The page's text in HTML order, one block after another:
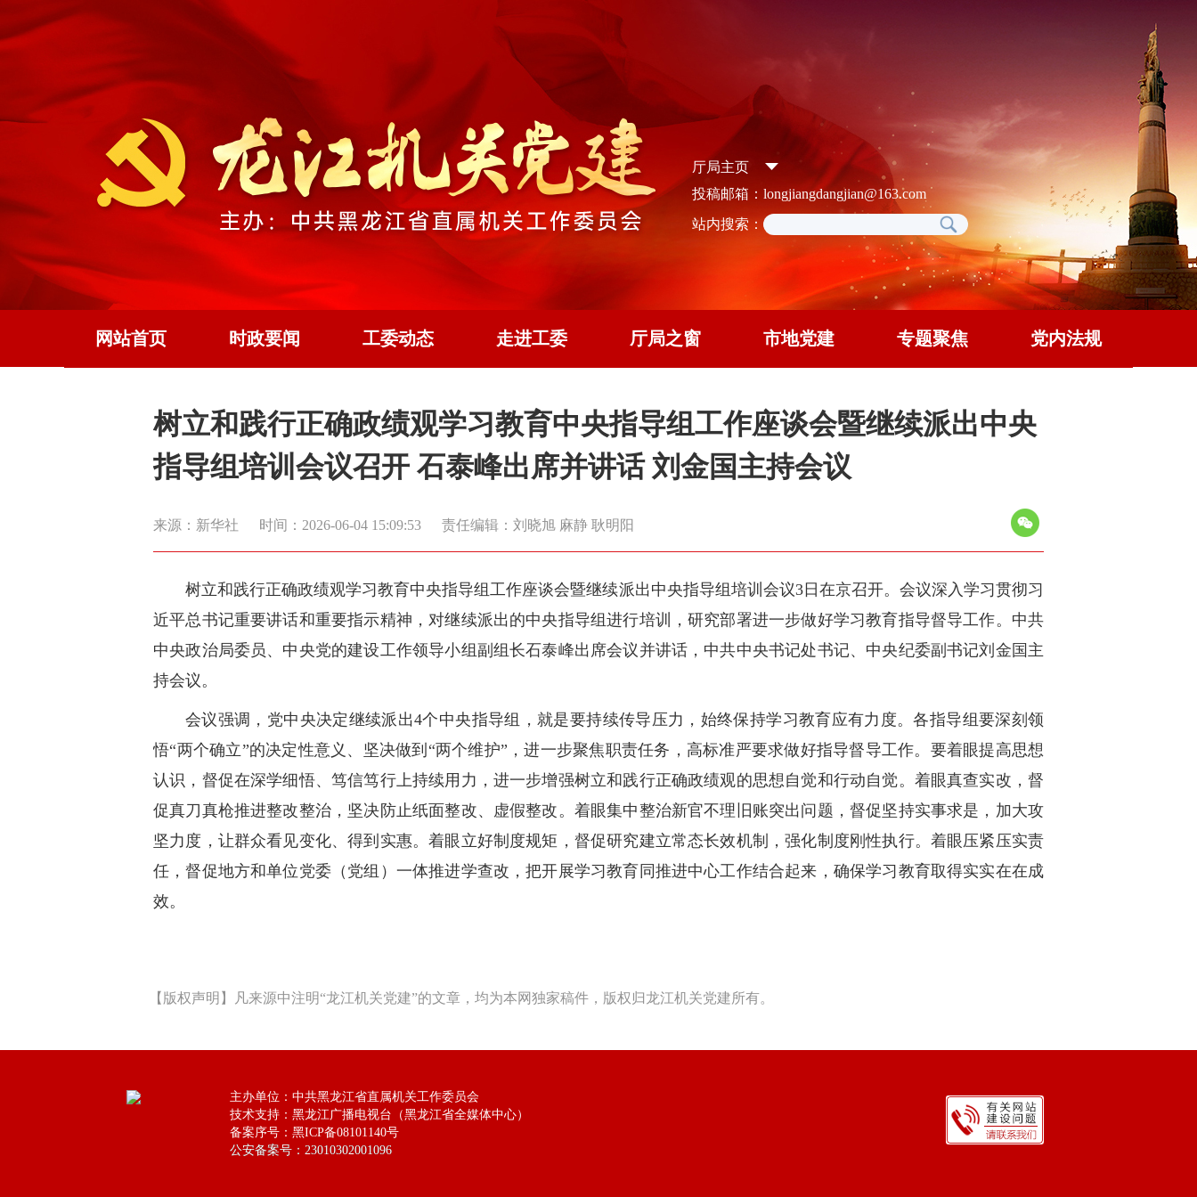
厅局主页
投稿邮箱：longjiangdangjian@163.com
站内搜索：
网站首页 时政要闻 工委动态 走进工委 厅局之窗 市地党建 专题聚焦 党内法规
树立和践行正确政绩观学习教育中央指导组工作座谈会暨继续派出中央
指导组培训会议召开 石泰峰出席并讲话 刘金国主持会议
来源：新华社 时间：2026-06-04 15:09:53 责任编辑：刘晓旭 麻静 耿明阳
树立和践行正确政绩观学习教育中央指导组工作座谈会暨继续派出中央指导组培训会议3日在京召开。会议深入学习贯彻习
近平总书记重要讲话和重要指示精神，对继续派出的中央指导组进行培训，研究部署进一步做好学习教育指导督导工作。中共
中央政治局委员、中央党的建设工作领导小组副组长石泰峰出席会议并讲话，中共中央书记处书记、中央纪委副书记刘金国主
持会议。
会议强调，党中央决定继续派出4个中央指导组，就是要持续传导压力，始终保持学习教育应有力度。各指导组要深刻领
悟“两个确立”的决定性意义、坚决做到“两个维护”，进一步聚焦职责任务，高标准严要求做好指导督导工作。要着眼提高思想
认识，督促在深学细悟、笃信笃行上持续用力，进一步增强树立和践行正确政绩观的思想自觉和行动自觉。着眼真查实改，督
促真刀真枪推进整改整治，坚决防止纸面整改、虚假整改。着眼集中整治新官不理旧账突出问题，督促坚持实事求是，加大攻
坚力度，让群众看见变化、得到实惠。着眼立好制度规矩，督促研究建立常态长效机制，强化制度刚性执行。着眼压紧压实责
任，督促地方和单位党委（党组）一体推进学查改，把开展学习教育同推进中心工作结合起来，确保学习教育取得实实在在成
效。
【版权声明】凡来源中注明“龙江机关党建”的文章，均为本网独家稿件，版权归龙江机关党建所有。
主办单位：中共黑龙江省直属机关工作委员会
技术支持：黑龙江广播电视台（黑龙江省全媒体中心）
备案序号：黑ICP备08101140号
公安备案号：23010302001096
公安备案号：23010302001096